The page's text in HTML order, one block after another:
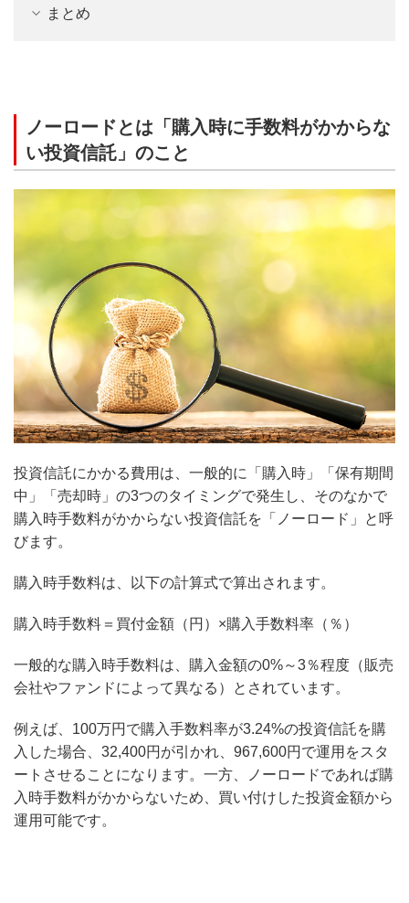
まとめ
ノーロードとは「購入時に手数料がかからな
い投資信託」のこと
投資信託にかかる費用は、一般的に「購入時」「保有期間
中」「売却時」の3つのタイミングで発生し、そのなかで
購入時手数料がかからない投資信託を「ノーロード」と呼
びます。
購入時手数料は、以下の計算式で算出されます。
購入時手数料＝買付金額（円）×購入手数料率（％）
一般的な購入時手数料は、購入金額の0%～3％程度（販売
会社やファンドによって異なる）とされています。
例えば、100万円で購入手数料率が3.24%の投資信託を購
入した場合、32,400円が引かれ、967,600円で運用をスタ
ートさせることになります。一方、ノーロードであれば購
入時手数料がかからないため、買い付けした投資金額から
運用可能です。